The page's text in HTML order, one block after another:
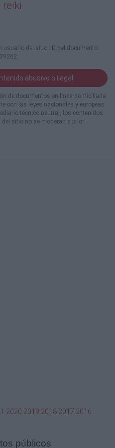
si tienen relieve NO TOCAR
(lesiones con relieve no tocar
NO masajear esas zonas.
circulatorios (consultar con
en otras enfermedades
periodo de la mujer no es
masaje.
un masaje hasta que no se
alta consultar con
reiki
usuario del sitio. ID del documento:
abusivo o ilegal
de documentos en línea domiciliada
con las leyes nacionales y europeas.
técnico neutral, los contenidos
sitio no se moderan a priori.
2020 2019 2018 2017 2016
públicos